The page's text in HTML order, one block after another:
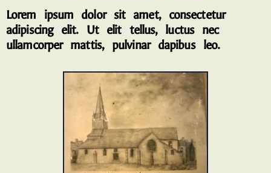
Lorem ipsum dolor sit amet, consectetur
adipiscing elit. Ut elit tellus, luctus nec
ullamcorper mattis, pulvinar dapibus leo.